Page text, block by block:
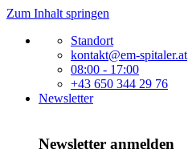
Zum Inhalt springen
Standort
kontakt@em-spitaler.at
08:00 - 17:00
+43 650 344 29 76
Newsletter
Newsletter anmelden